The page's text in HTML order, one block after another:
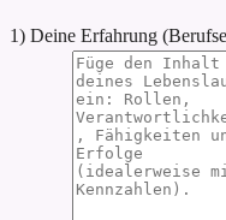
1) Deine Erfahrung